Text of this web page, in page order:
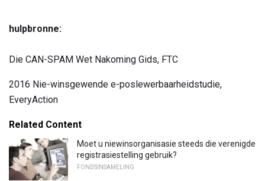
hulpbronne:
Die CAN-SPAM Wet Nakoming Gids, FTC
2016 Nie-winsgewende e-poslewerbaarheidstudie,
EveryAction
Related Content
Moet u niewinsorganisasie steeds die verenigde
registrasiestelling gebruik?
FONDSINSAMELING